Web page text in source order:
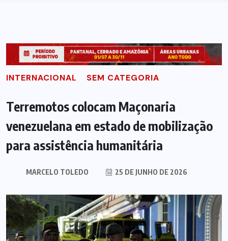
INTERNACIONAL SEM CATEGORIA
Terremotos colocam Maçonaria
venezuelana em estado de mobilização
para assistência humanitária
MARCELO TOLEDO 25 DE JUNHO DE 2026